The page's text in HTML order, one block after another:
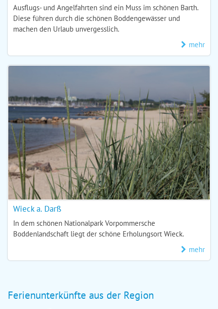
Ausflugs- und Angelfahrten sind ein Muss im schönen Barth.
Diese führen durch die schönen Boddengewässer und
machen den Urlaub unvergesslich.
mehr
Wieck a. Darß
In dem schönen Nationalpark Vorpommersche
Boddenlandschaft liegt der schöne Erholungsort Wieck.
mehr
Ferienunterkünfte aus der Region